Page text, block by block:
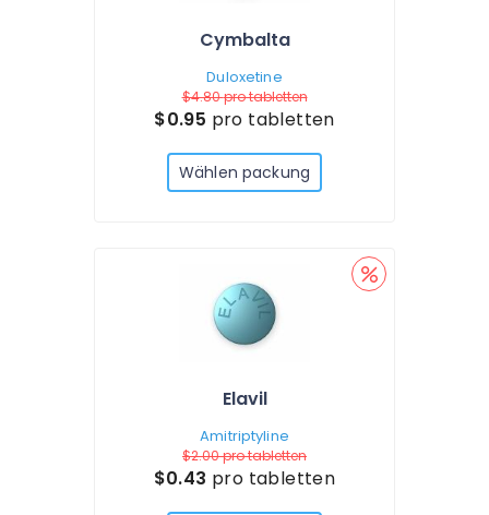
Cymbalta
Duloxetine
$4.80pro tabletten
$0.95 pro tabletten
Wählen packung
Elavil
Amitriptyline
$2.00pro tabletten
$0.43 pro tabletten